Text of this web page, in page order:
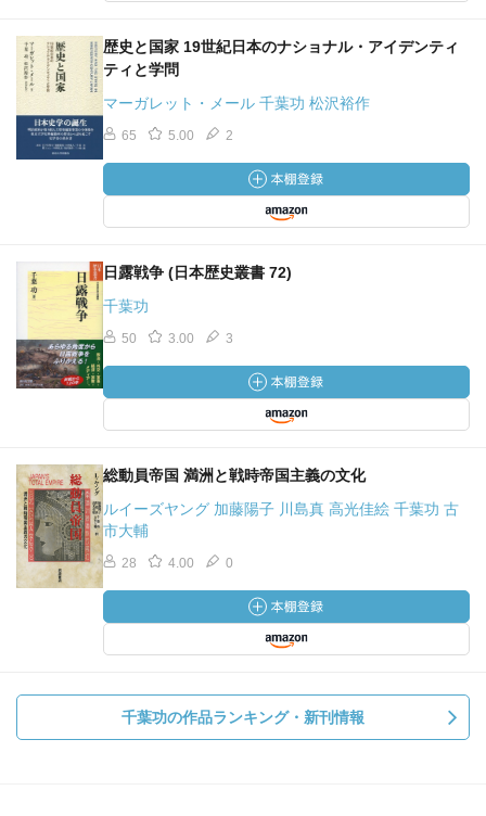
歴史と国家 19世紀日本のナショナル・アイデンティ
ティと学問
マーガレット・メール 千葉功 松沢裕作
65 5.00 2
日露戦争 (日本歴史叢書 72)
千葉功
50 3.00 3
総動員帝国 満洲と戦時帝国主義の文化
ルイーズヤング 加藤陽子 川島真 高光佳絵 千葉功 古
市大輔
28 4.00 0
千葉功の作品ランキング・新刊情報